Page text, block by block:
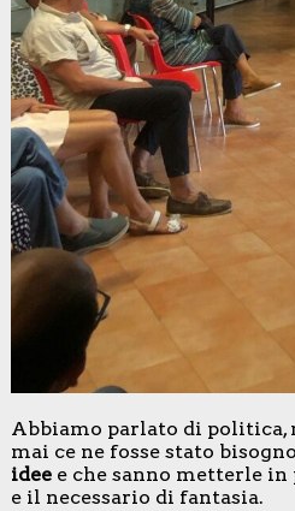
Abbiamo parlato di politica,
mai ce ne fosse stato
idee e che sanno metterle
e il necessario di fantasia.